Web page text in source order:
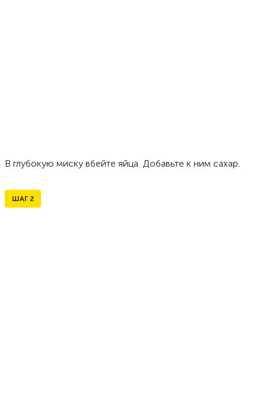
В глубокую миску вбейте яйца. Добавьте к ним сахар.
ШАГ 2